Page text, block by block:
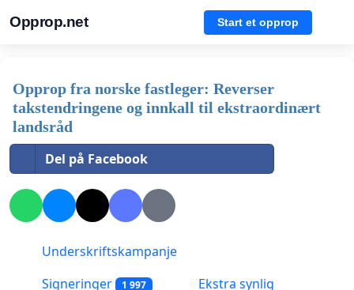
Opprop.net Start et opprop
Opprop fra norske fastleger: Reverser
takstendringene og innkall til ekstraordinært
landsråd
Del på Facebook
Underskriftskampanje
Signeringer
1 997 Ekstra synlig